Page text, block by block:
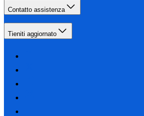
Contatto assistenza
Tieniti aggiornato